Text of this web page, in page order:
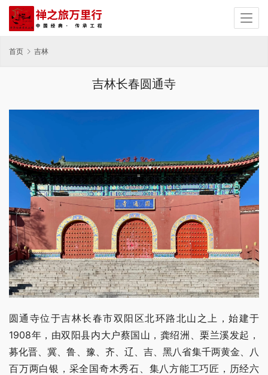
首页 吉林
吉林长春圆通寺
圆通寺位于吉林长春市双阳区北环路北山之上，始建于
1908年，由双阳县内大户蔡国山，龚绍洲、栗兰溪发起，
募化晋、冀、鲁、豫、齐、辽、吉、黑八省集千两黄金、八
百万两白银，采全国奇木秀石、集八方能工巧匠，历经六